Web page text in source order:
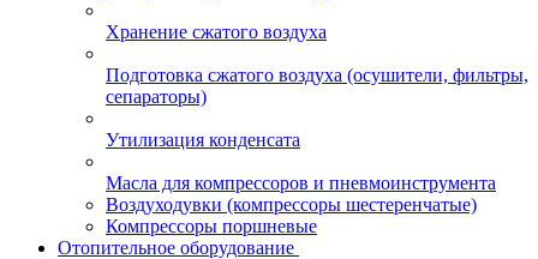
Хранение сжатого воздуха
Подготовка сжатого воздуха (осушители, фильтры,
сепараторы)
Утилизация конденсата
Масла для компрессоров и пневмоинструмента
Воздуходувки (компрессоры шестеренчатые)
Компрессоры поршневые
Отопительное оборудование